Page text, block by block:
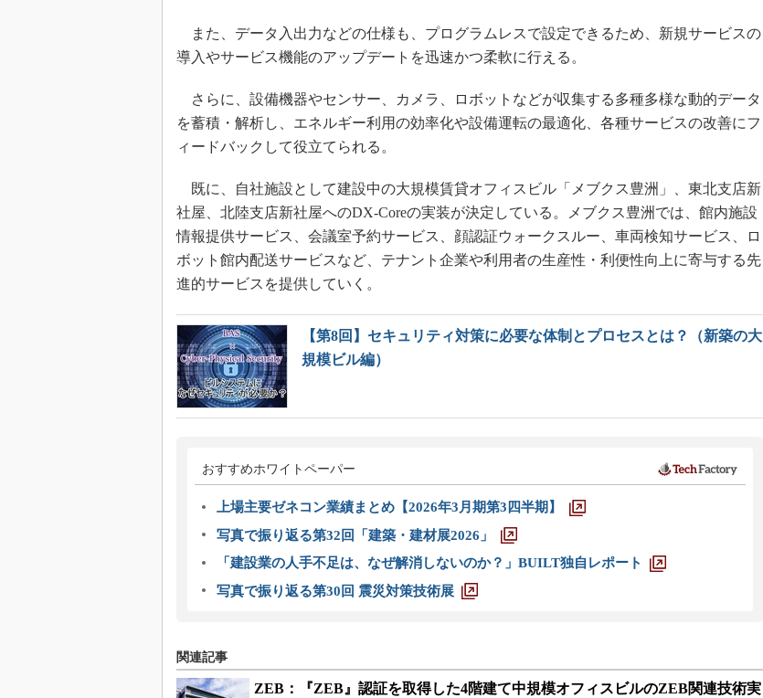
また、データ入出力などの仕様も、プログラムレスで設定できるため、新規サービスの
導入やサービス機能のアップデートを迅速かつ柔軟に行える。
さらに、設備機器やセンサー、カメラ、ロボットなどが収集する多種多様な動的データ
を蓄積・解析し、エネルギー利用の効率化や設備運転の最適化、各種サービスの改善にフ
ィードバックして役立てられる。
既に、自社施設として建設中の大規模賃貸オフィスビル「メブクス豊洲」、東北支店新
社屋、北陸支店新社屋へのDX-Coreの実装が決定している。メブクス豊洲では、館内施設
情報提供サービス、会議室予約サービス、顔認証ウォークスルー、車両検知サービス、ロ
ボット館内配送サービスなど、テナント企業や利用者の生産性・利便性向上に寄与する先
進的サービスを提供していく。
【第8回】セキュリティ対策に必要な体制とプロセスとは？（新築の大
規模ビル編）
おすすめホワイトペーパー
上場主要ゼネコン業績まとめ【2026年3月期第3四半期】
写真で振り返る第32回「建築・建材展2026」
「建設業の人手不足は、なぜ解消しないのか？」BUILT独自レポート
写真で振り返る第30回 震災対策技術展
関連記事
ZEB：『ZEB』認証を取得した4階建て中規模オフィスビルのZEB関連技術実